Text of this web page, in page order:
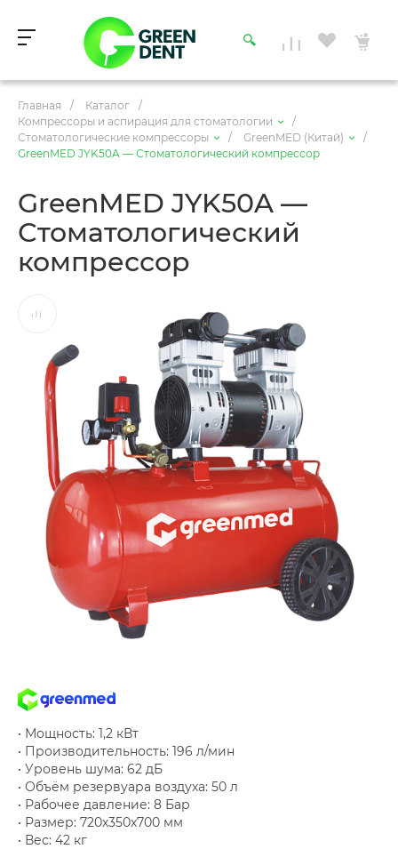
Главная / Каталог
/
Компрессоры и аспирация для стоматологии
/
Стоматологические компрессоры
/ GreenMED (Китай)
/
GreenMED JYK50A — Стоматологический компрессор
GreenMED JYK50A —
Стоматологический
компрессор
• Мощность: 1,2 кВт
• Производительность: 196 л/мин
• Уровень шума: 62 дБ
• Объём резервуара воздуха: 50 л
• Рабочее давление: 8 Бар
• Размер: 720х350х700 мм
• Вес: 42 кг